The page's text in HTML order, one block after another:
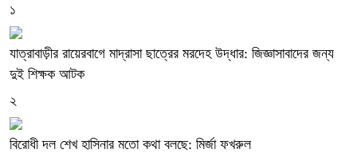
১
যাত্রাবাড়ীর রায়েরবাগে মাদ্রাসা ছাত্রের মরদেহ উদ্ধার: জিজ্ঞাসাবাদের জন্য
দুই শিক্ষক আটক
২
বিরোধী দল শেখ হাসিনার মতো কথা বলছে: মির্জা ফখরুল